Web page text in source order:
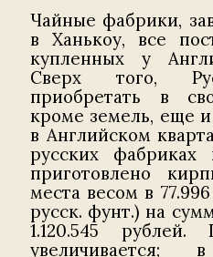
Чайные фабрики,
в Ханькоу, все
купленных у
Сверх того,
приобретать в
кроме земель, еще
в Английском
русских
приготовлено
места весом в
русск. фунт.) на
1.120.545 рублей.